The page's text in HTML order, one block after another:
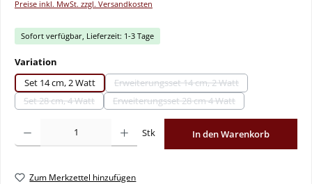
Preise inkl. MwSt. zzgl. Versandkosten
Sofort verfügbar, Lieferzeit: 1-3 Tage
Variation
Set 14 cm, 2 Watt
Erweiterungsset 14 cm, 2 Watt
(Diese Option ist zurzeit nicht
Set 28 cm, 4 Watt(Diese Option ist zurzeit nicht verfügbar.)
Erweiterungsset 28 cm 4 Watt
(Diese Option ist zurzeit nicht
Stk In den Warenkorb
Zum Merkzettel hinzufügen